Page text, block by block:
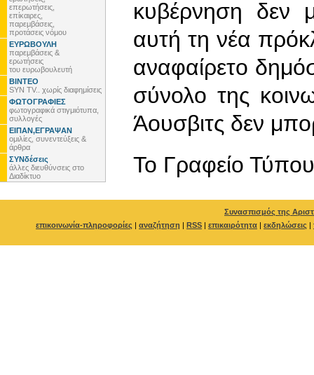
επερωτήσεις,
επίκαιρες,
παρεμβάσεις,
προτάσεις νόμου
ΕΥΡΩΒΟΥΛΗ
παρεμβάσεις &
ερωτήσεις
του ευρωβουλευτή
ΒΙΝΤΕΟ
SYN TV.. χωρίς διαφημίσεις
ΦΩΤΟΓΡΑΦΙΕΣ
φωτογραφικά στιγμιότυπα,
συλλογές
ΕΙΠΑΝ,ΕΓΡΑΨΑΝ
ομιλίες, συνεντεύξεις &
άρθρα
ΣΥΝδέσεις
άλλες διευθύνσεις στο
Διαδίκτυο
κυβέρνηση δεν
αυτή τη νέα
αναφαίρετο
σύνολο της
Άουσβιτς δεν
To Γραφείο Τύπου
Συνασπισμός της
επικοινωνία-πληροφορίες | αναζήτηση | RSS | επικαιρότητα | εκδηλώσεις |